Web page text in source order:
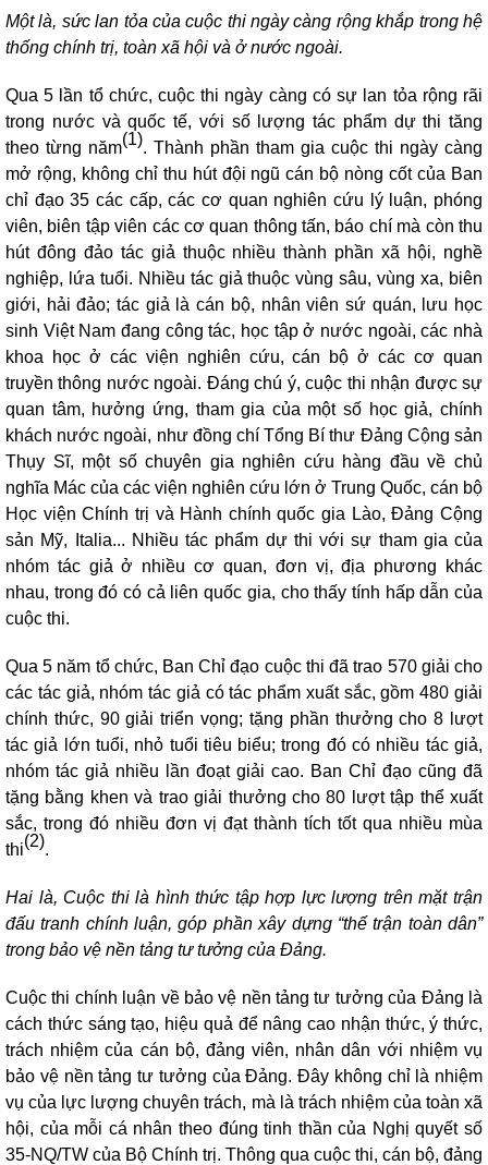
Một là, sức lan tỏa của cuộc thi ngày càng rộng khắp trong hệ
thống chính trị, toàn xã hội và ở nước ngoài.
Qua 5 lần tổ chức, cuộc thi ngày càng có sự lan tỏa rộng rãi
trong nước và quốc tế, với số lượng tác phẩm dự thi tăng
theo từng năm(1). Thành phần tham gia cuộc thi ngày càng
mở rộng, không chỉ thu hút đội ngũ cán bộ nòng cốt của Ban
chỉ đạo 35 các cấp, các cơ quan nghiên cứu lý luận, phóng
viên, biên tập viên các cơ quan thông tấn, báo chí mà còn thu
hút đông đảo tác giả thuộc nhiều thành phần xã hội, nghề
nghiệp, lứa tuổi. Nhiều tác giả thuộc vùng sâu, vùng xa, biên
giới, hải đảo; tác giả là cán bộ, nhân viên sứ quán, lưu học
sinh Việt Nam đang công tác, học tập ở nước ngoài, các nhà
khoa học ở các viện nghiên cứu, cán bộ ở các cơ quan
truyền thông nước ngoài. Đáng chú ý, cuộc thi nhận được sự
quan tâm, hưởng ứng, tham gia của một số học giả, chính
khách nước ngoài, như đồng chí Tổng Bí thư Đảng Cộng sản
Thụy Sĩ, một số chuyên gia nghiên cứu hàng đầu về chủ
nghĩa Mác của các viện nghiên cứu lớn ở Trung Quốc, cán bộ
Học viện Chính trị và Hành chính quốc gia Lào, Đảng Cộng
sản Mỹ, Italia... Nhiều tác phẩm dự thi với sự tham gia của
nhóm tác giả ở nhiều cơ quan, đơn vị, địa phương khác
nhau, trong đó có cả liên quốc gia, cho thấy tính hấp dẫn của
cuộc thi.
Qua 5 năm tổ chức, Ban Chỉ đạo cuộc thi đã trao 570 giải cho
các tác giả, nhóm tác giả có tác phẩm xuất sắc, gồm 480 giải
chính thức, 90 giải triển vọng; tặng phần thưởng cho 8 lượt
tác giả lớn tuổi, nhỏ tuổi tiêu biểu; trong đó có nhiều tác giả,
nhóm tác giả nhiều lần đoạt giải cao. Ban Chỉ đạo cũng đã
tặng bằng khen và trao giải thưởng cho 80 lượt tập thể xuất
sắc, trong đó nhiều đơn vị đạt thành tích tốt qua nhiều mùa
thi(2).
Hai là, Cuộc thi là hình thức tập hợp lực lượng trên mặt trận
đấu tranh chính luận, góp phần xây dựng “thế trận toàn dân”
trong bảo vệ nền tảng tư tưởng của Đảng.
Cuộc thi chính luận về bảo vệ nền tảng tư tưởng của Đảng là
cách thức sáng tạo, hiệu quả để nâng cao nhận thức, ý thức,
trách nhiệm của cán bộ, đảng viên, nhân dân với nhiệm vụ
bảo vệ nền tảng tư tưởng của Đảng. Đây không chỉ là nhiệm
vụ của lực lượng chuyên trách, mà là trách nhiệm của toàn xã
hội, của mỗi cá nhân theo đúng tinh thần của Nghị quyết số
35-NQ/TW của Bộ Chính trị. Thông qua cuộc thi, cán bộ, đảng